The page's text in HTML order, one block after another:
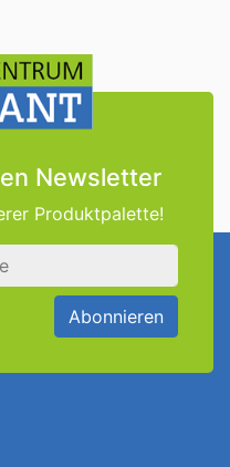
Newsletter
Produktpalette!
Abonnieren